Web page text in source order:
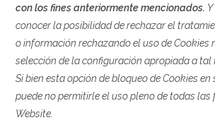
con los fines anteriormente mencionados.
conocer la posibilidad de rechazar el
o información rechazando el uso de Cookies
selección de la configuración apropiada a tal
Si bien esta opción de bloqueo de Cookies
puede no permitirle el uso pleno de todas
Website.